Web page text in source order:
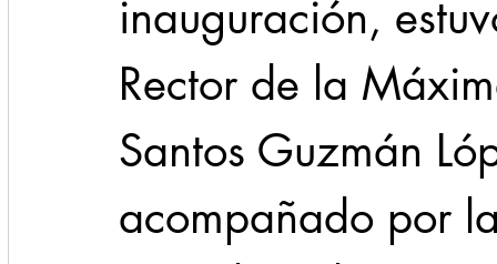
inauguración,
Rector de la
Santos Guzmán
acompañado por